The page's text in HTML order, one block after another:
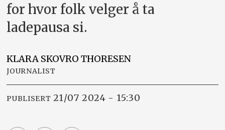
for hvor folk velger å ta
ladepausa si.
KLARA SKOVRO THORESEN
JOURNALIST
PUBLISERT 21/07 2024 - 15:30